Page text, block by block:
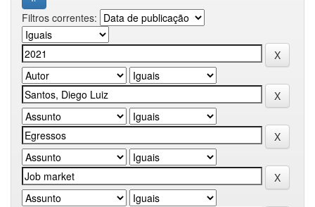
Filtros correntes: